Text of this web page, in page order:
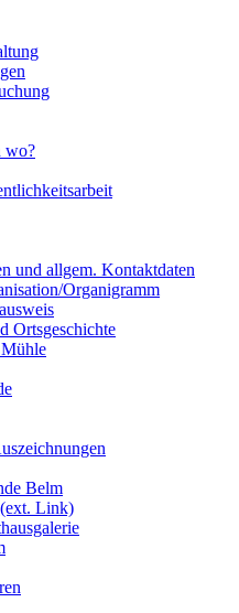
wo?
und allgem. Kontaktdaten
Organigramm
Ortsgeschichte
Belm
Link)